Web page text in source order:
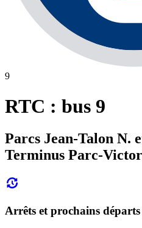
9
RTC : bus 9
Parcs Jean-Talon N.
Terminus Parc-
Arrêts et prochains